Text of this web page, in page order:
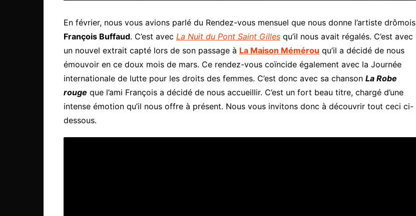
En février, nous vous avions parlé du Rendez-vous mensuel que nous donne l’artiste drômois
François Buffaud. C’est avec La Nuit du Pont Saint Gilles qu’il nous avait régalés. C’est avec
un nouvel extrait capté lors de son passage à La Maison Mémérou qu’il a décidé de nous
émouvoir en ce doux mois de mars. Ce rendez-vous coïncide également avec la Journée
internationale de lutte pour les droits des femmes. C’est donc avec sa chanson La Robe
rouge que l’ami François a décidé de nous accueillir. C’est un fort beau titre, chargé d’une
intense émotion qu’il nous offre à présent. Nous vous invitons donc à découvrir tout ceci ci-
dessous.